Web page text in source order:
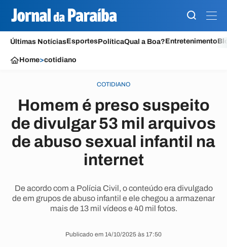
Últimas NotíciasEsportesPolíticaQual a Boa?Entretenimento
Home>cotidiano
COTIDIANO
Homem é preso suspeito
de divulgar 53 mil arquivos
de abuso sexual infantil na
internet
De acordo com a Polícia Civil, o conteúdo era divulgado
de em grupos de abuso infantil e ele chegou a armazenar
mais de 13 mil vídeos e 40 mil fotos.
Publicado em 14/10/2025 às 17:50